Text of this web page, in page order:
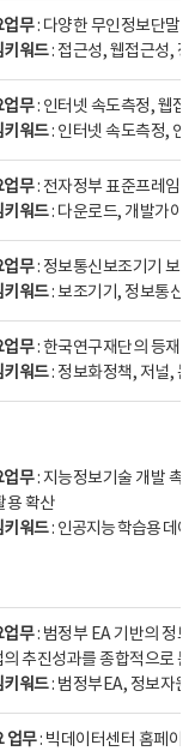
업무: 다양한 무인정보단말
키워드: 접근성, 웹접근성,
업무: 인터넷 속도측정, 웹접
키워드: 인터넷 속도측정, 인
업무: 전자정부 표준프레임
키워드: 다운로드, 개발가이
업무: 정보통신보조기기 보
키워드: 보조기기, 정보통신
업무: 한국연구재단의 등재
키워드: 정보화정책, 저널,
업무: 지능정보기술 개발 촉
용 확산
키워드: 인공지능 학습용 데
업무: 범정부 EA 기반의 정
추진성과를 종합적으로
키워드: 범정부EA, 정보자
업무: 빅데이터센터 홈페이